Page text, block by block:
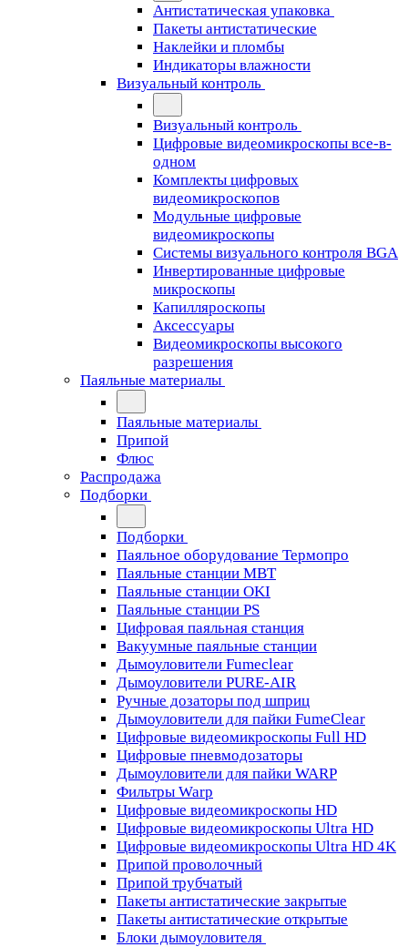
Антистатическая упаковка
Пакеты антистатические
Наклейки и пломбы
Индикаторы влажности
Визуальный контроль
Визуальный контроль
Цифровые видеомикроскопы все-в-
одном
Комплекты цифровых
видеомикроскопов
Модульные цифровые
видеомикроскопы
Cистемы визуального контроля BGA
Инвертированные цифровые
микроскопы
Капилляроскопы
Аксессуары
Видеомикроскопы высокого
разрешения
Паяльные материалы
Паяльные материалы
Припой
Флюс
Распродажа
Подборки
Подборки
Паяльное оборудование Термопро
Паяльные станции MBT
Паяльные станции OKI
Паяльные станции PS
Цифровая паяльная станция
Вакуумные паяльные станции
Дымоуловители Fumeclear
Дымоуловители PURE-AIR
Ручные дозаторы под шприц
Дымоуловители для пайки FumeClear
Цифровые видеомикроскопы Full HD
Цифровые пневмодозаторы
Дымоуловители для пайки WARP
Фильтры Warp
Цифровые видеомикроскопы HD
Цифровые видеомикроскопы Ultra HD
Цифровые видеомикроскопы Ultra HD 4K
Припой проволочный
Припой трубчатый
Пакеты антистатические закрытые
Пакеты антистатические открытые
Блоки дымоуловителя